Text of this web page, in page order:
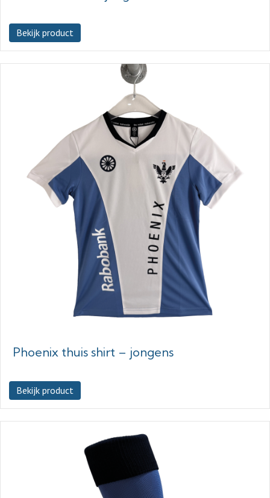
Bekijk product
Phoenix thuis shirt – jongens
Bekijk product